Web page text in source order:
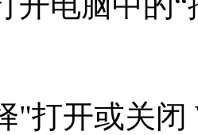
"打开或关闭